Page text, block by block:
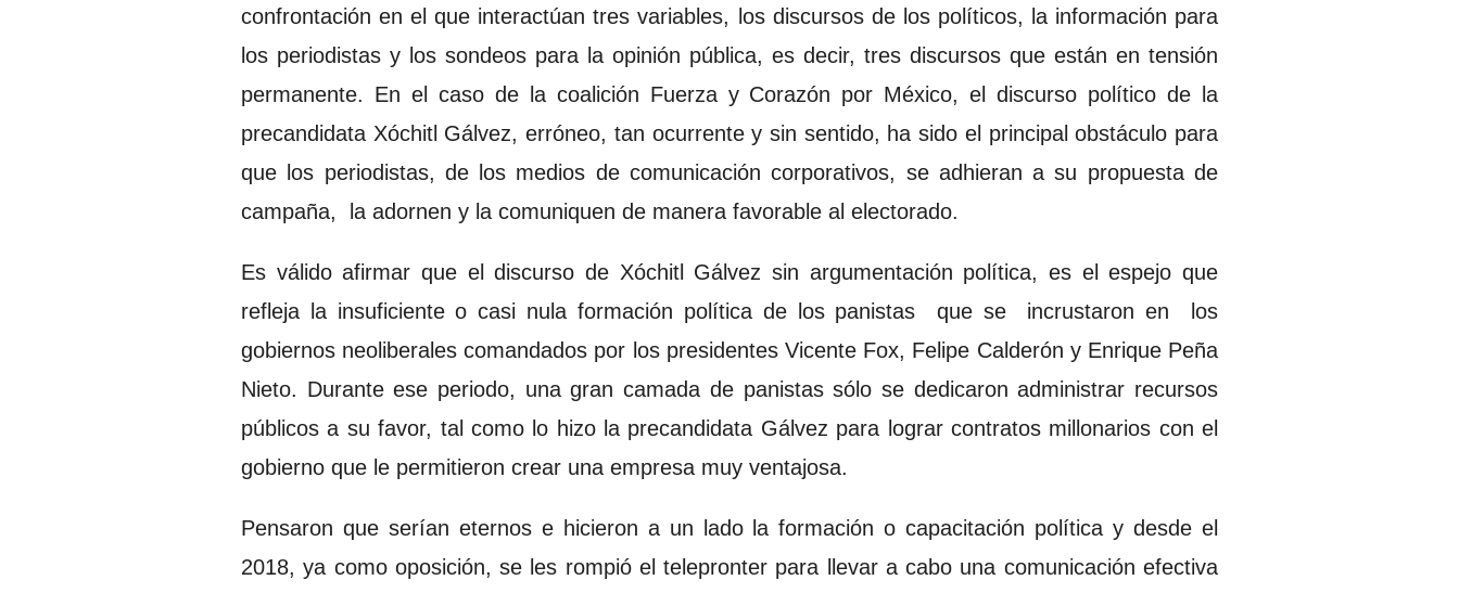
confrontación en el que interactúan tres variables, los discursos de los políticos, la información para
los periodistas y los sondeos para la opinión pública, es decir, tres discursos que están en tensión
permanente. En el caso de la coalición Fuerza y Corazón por México, el discurso político de la
precandidata Xóchitl Gálvez, erróneo, tan ocurrente y sin sentido, ha sido el principal obstáculo para
que los periodistas, de los medios de comunicación corporativos, se adhieran a su propuesta de
campaña, la adornen y la comuniquen de manera favorable al electorado.
Es válido afirmar que el discurso de Xóchitl Gálvez sin argumentación política, es el espejo que
refleja la insuficiente o casi nula formación política de los panistas que se incrustaron en los
gobiernos neoliberales comandados por los presidentes Vicente Fox, Felipe Calderón y Enrique Peña
Nieto. Durante ese periodo, una gran camada de panistas sólo se dedicaron administrar recursos
públicos a su favor, tal como lo hizo la precandidata Gálvez para lograr contratos millonarios con el
gobierno que le permitieron crear una empresa muy ventajosa.
Pensaron que serían eternos e hicieron a un lado la formación o capacitación política y desde el
2018, ya como oposición, se les rompió el telepronter para llevar a cabo una comunicación efectiva